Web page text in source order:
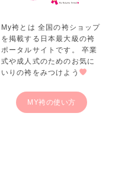
My袴とは 全国の袴ショップ
を掲載する日本最大級の袴
ポータルサイトです。 卒業
式や成人式のためのお気に
いりの袴をみつけよう
MY袴の使い方